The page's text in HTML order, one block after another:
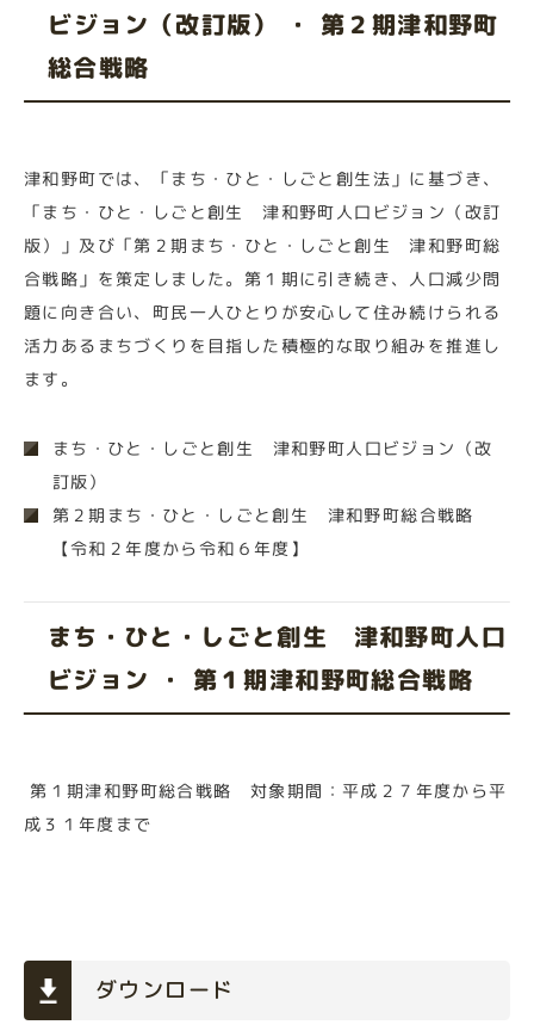
ビジョン（改訂版） ・ 第２期津和野町
総合戦略
津和野町では、「まち・ひと・しごと創生法」に基づき、
「まち・ひと・しごと創生 津和野町人口ビジョン（改訂
版）」及び「第２期まち・ひと・しごと創生 津和野町総
合戦略」を策定しました。第１期に引き続き、人口減少問
題に向き合い、町民一人ひとりが安心して住み続けられる
活力あるまちづくりを目指した積極的な取り組みを推進し
ます。
まち・ひと・しごと創生 津和野町人口ビジョン（改
訂版）
第２期まち・ひと・しごと創生 津和野町総合戦略
【令和２年度から令和６年度】
まち・ひと・しごと創生 津和野町人口
ビジョン ・ 第１期津和野町総合戦略
第１期津和野町総合戦略 対象期間：平成２７年度から平
成３１年度まで
ダウンロード